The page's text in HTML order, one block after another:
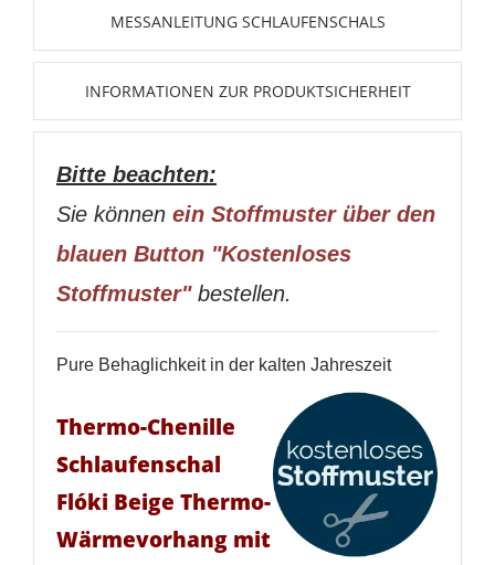
MESSANLEITUNG SCHLAUFENSCHALS
INFORMATIONEN ZUR PRODUKTSICHERHEIT
Bitte beachten:
Sie können ein Stoffmuster über den
blauen Button "Kostenloses
Stoffmuster"bestellen.
Pure Behaglichkeit in der kalten Jahreszeit
Thermo-Chenille
Schlaufenschal
Flóki Beige Thermo-
Wärmevorhang mit